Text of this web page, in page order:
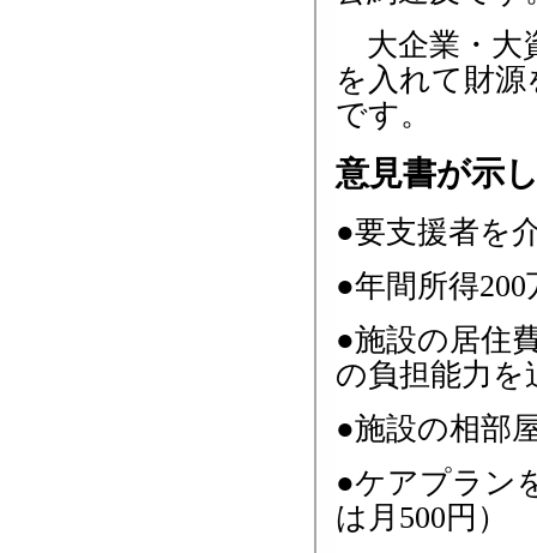
大企業・大
を入れて財
です。
意見書が示
●要支援者を
●年間所得
●施設の居住
の負担能力を
●施設の相部
●ケアプラン
は月500円）